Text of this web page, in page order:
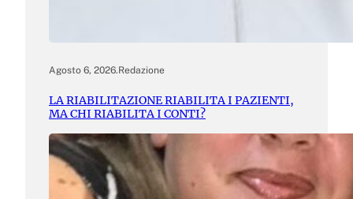
Agosto 6, 2026.Redazione
LA RIABILITAZIONE RIABILITA I PAZIENTI,
MA CHI RIABILITA I CONTI?